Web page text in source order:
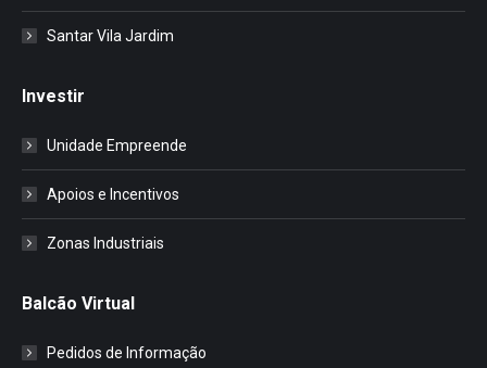
Santar Vila Jardim
Investir
Unidade Empreende
Apoios e Incentivos
Zonas Industriais
Balcão Virtual
Pedidos de Informação